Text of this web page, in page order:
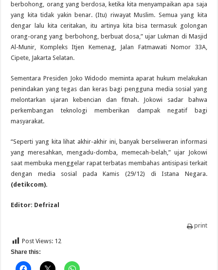
berbohong, orang yang berdosa, ketika kita menyampaikan apa saja
yang kita tidak yakin benar. (Itu) riwayat Muslim. Semua yang kita
dengar lalu kita ceritakan, itu artinya kita bisa termasuk golongan
orang-orang yang berbohong, berbuat dosa,” ujar Lukman di Masjid
Al-Munir, Kompleks Itjen Kemenag, Jalan Fatmawati Nomor 33A,
Cipete, Jakarta Selatan.
Sementara Presiden Joko Widodo meminta aparat hukum melakukan
penindakan yang tegas dan keras bagi pengguna media sosial yang
melontarkan ujaran kebencian dan fitnah. Jokowi sadar bahwa
perkembangan teknologi memberikan dampak negatif bagi
masyarakat.
“Seperti yang kita lihat akhir-akhir ini, banyak berseliweran informasi
yang meresahkan, mengadu-domba, memecah-belah,” ujar Jokowi
saat membuka menggelar rapat terbatas membahas antisipasi terkait
dengan media sosial pada Kamis (29/12) di Istana Negara.
(detikcom).
Editor: Defrizal
print
Post Views: 12
Share this: